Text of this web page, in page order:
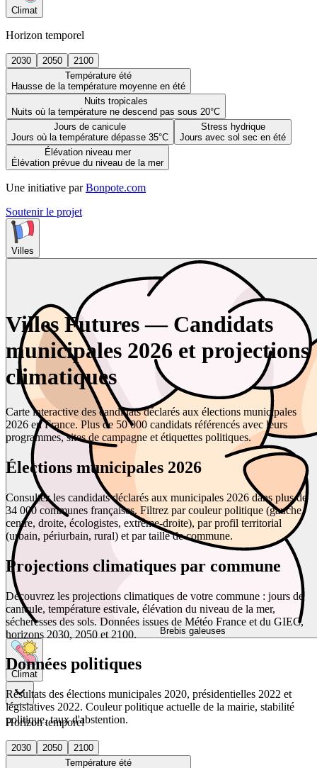
Climat
Horizon temporel
2030 2050
2100
Température été
Hausse de la température moyenne en été
Nuits tropicales
Nuits où la température ne descend pas sous 20°C
Jours de canicule
Jours où la température dépasse 35°C
Stress hydrique
Jours avec sol sec en été
Élévation niveau mer
Élévation prévue du niveau de la mer
Une initiative par Bonpote.com
Soutenir le projet
Villes
Brebis galeuses
Climat
Horizon temporel
2030 2050
2100
Température été
Villes Futures — Candidats
municipales 2026 et projections
climatiques
Carte interactive des candidats déclarés aux élections municipales
2026 en France. Plus de 50 000 candidats référencés avec leurs
programmes, sites de campagne et étiquettes politiques.
Élections municipales 2026
Consultez les candidats déclarés aux municipales 2026 dans plus de
34 000 communes françaises. Filtrez par couleur politique (gauche,
centre, droite, écologistes, extrême-droite), par profil territorial
(urbain, périurbain, rural) et par taille de commune.
Projections climatiques par commune
Découvrez les projections climatiques de votre commune : jours de
canicule, température estivale, élévation du niveau de la mer,
sécheresses des sols. Données issues de Météo France et du GIEC,
horizons 2030, 2050 et 2100.
Données politiques
Résultats des élections municipales 2020, présidentielles 2022 et
législatives 2022. Couleur politique actuelle de la mairie, stabilité
politique, taux d'abstention.